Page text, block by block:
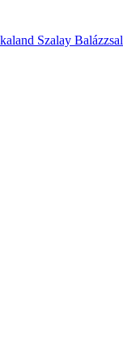
Szalay Balázzsal